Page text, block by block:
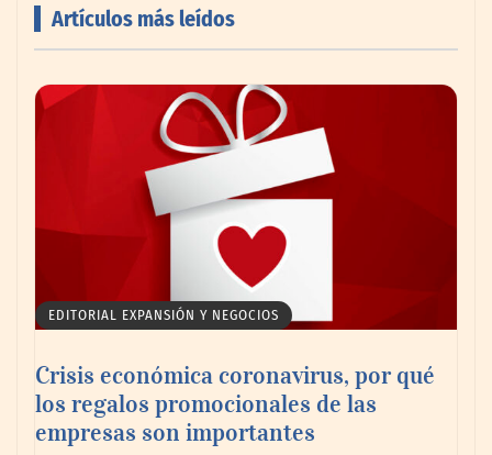
Toro Tapas inaugura su Raw Bar: una
experiencia desde mediodía hasta el
anochecer con cocina abierta
Artículos más leídos
EDITORIAL EXPANSIÓN Y NEGOCIOS
Crisis económica coronavirus, por qué
los regalos promocionales de las
empresas son importantes